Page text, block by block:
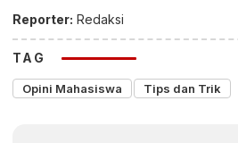
Reporter: Redaksi
TAG
Opini Mahasiswa Tips dan Trik